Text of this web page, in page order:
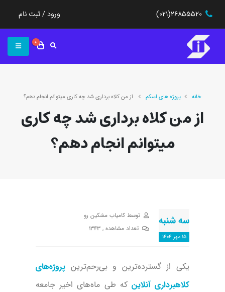
(021)26855520 ورود / ثبت نام
0
از من کلاه برداری شد چه کاری
میتوانم انجام دهم؟
خانه پروژه های اسکم از من کلاه برداری شد چه کاری میتوانم انجام دهم؟
سه شنبه
15 مهر 1404
توسط کامیاب مشکین رو
تعداد مشاهده , 1343
یکی از گسترده‌ترین و بی‌رحم‌ترین پروژه‌های
کلاهبرداری آنلاین که طی ماه‌های اخیر جامعه